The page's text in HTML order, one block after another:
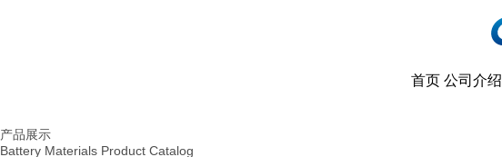
首页 公司介绍
产品展示
Battery Materials Product Catalog